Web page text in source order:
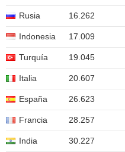
Rusia 16.262
Indonesia 17.009
Turquía 19.045
Italia 20.607
España 26.623
Francia 28.257
India 30.227